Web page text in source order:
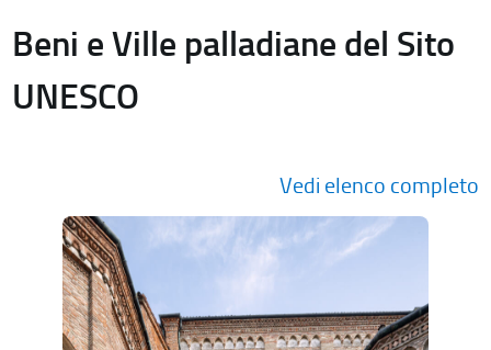
Beni e Ville palladiane del Sito
UNESCO
Vedi elenco completo